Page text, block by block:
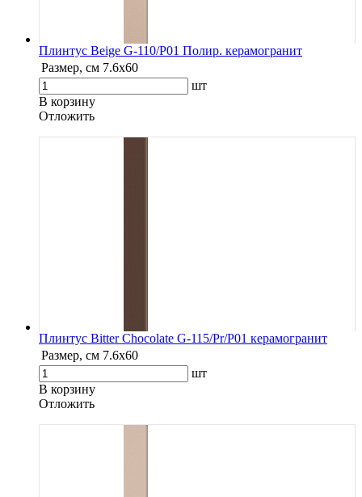
Плинтус Beige G-110/P01 Полир. керамогранит
Размер, см 7.6х60
шт
В корзину
Oтложить
Плинтус Bitter Chocolate G-115/Pr/P01 керамогранит
Размер, см 7.6х60
шт
В корзину
Oтложить